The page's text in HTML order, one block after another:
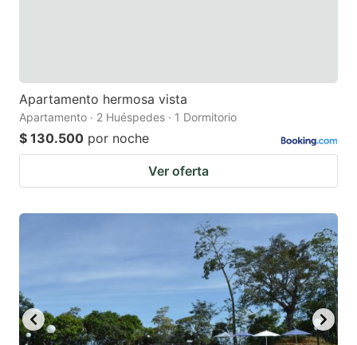
Apartamento hermosa vista
Apartamento · 2 Huéspedes · 1 Dormitorio
$ 130.500 por noche
Ver oferta